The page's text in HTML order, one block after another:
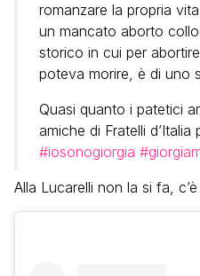
romanzare la propria
un mancato aborto
storico in cui per
poteva morire, è di uno
Quasi quanto i patetici
amiche di Fratelli
#iosonogiorgia
Alla Lucarelli non la si fa,